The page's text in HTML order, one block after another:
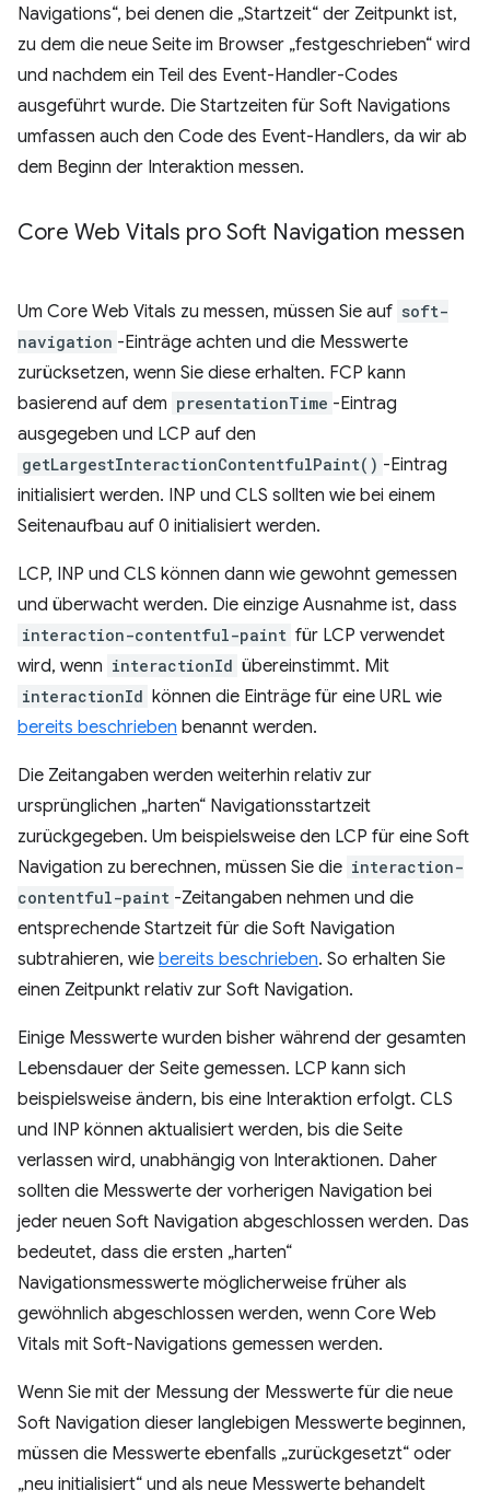
Navigations“, bei denen die „Startzeit“ der Zeitpunkt ist,
zu dem die neue Seite im Browser „festgeschrieben“ wird
und nachdem ein Teil des Event-Handler-Codes
ausgeführt wurde. Die Startzeiten für Soft Navigations
umfassen auch den Code des Event-Handlers, da wir ab
dem Beginn der Interaktion messen.
Core Web Vitals pro Soft Navigation messen
Um Core Web Vitals zu messen, müssen Sie auf soft-
navigation -Einträge achten und die Messwerte
zurücksetzen, wenn Sie diese erhalten. FCP kann
basierend auf dem presentationTime -Eintrag
ausgegeben und LCP auf den
getLargestInteractionContentfulPaint() -Eintrag
initialisiert werden. INP und CLS sollten wie bei einem
Seitenaufbau auf 0 initialisiert werden.
LCP, INP und CLS können dann wie gewohnt gemessen
und überwacht werden. Die einzige Ausnahme ist, dass
interaction-contentful-paint für LCP verwendet
wird, wenn interactionId übereinstimmt. Mit
interactionId können die Einträge für eine URL wie
bereits beschrieben benannt werden.
Die Zeitangaben werden weiterhin relativ zur
ursprünglichen „harten“ Navigationsstartzeit
zurückgegeben. Um beispielsweise den LCP für eine Soft
Navigation zu berechnen, müssen Sie die interaction-
contentful-paint -Zeitangaben nehmen und die
entsprechende Startzeit für die Soft Navigation
subtrahieren, wie bereits beschrieben. So erhalten Sie
einen Zeitpunkt relativ zur Soft Navigation.
Einige Messwerte wurden bisher während der gesamten
Lebensdauer der Seite gemessen. LCP kann sich
beispielsweise ändern, bis eine Interaktion erfolgt. CLS
und INP können aktualisiert werden, bis die Seite
verlassen wird, unabhängig von Interaktionen. Daher
sollten die Messwerte der vorherigen Navigation bei
jeder neuen Soft Navigation abgeschlossen werden. Das
bedeutet, dass die ersten „harten“
Navigationsmesswerte möglicherweise früher als
gewöhnlich abgeschlossen werden, wenn Core Web
Vitals mit Soft-Navigations gemessen werden.
Wenn Sie mit der Messung der Messwerte für die neue
Soft Navigation dieser langlebigen Messwerte beginnen,
müssen die Messwerte ebenfalls „zurückgesetzt“ oder
„neu initialisiert“ und als neue Messwerte behandelt